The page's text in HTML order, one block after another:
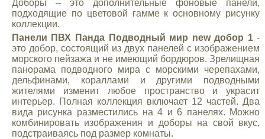
Доборы – это дополнительные фоновые панели,
подходящие по цветовой гамме к основному рисунку
коллекции.
Панели ПВХ Панда Подводный мир new добор 1-
это добор, состоящий из двух панелей с изображением
морского пейзажа и не имеющий бордюров. Зрелищная
панорама подводного мира с морскими черепахами,
дельфинами, кораллами и другими подводными
жителями изменит любое пространство и украсит
интерьер. Полная коллекция включает 12 частей. Два
вида рисунка разместились на 4 и 6 панелях. Можно
комбинировать изображения и доборы на свой вкус,
подстраиваясь под размер комнаты.
Volkswagen
УАЗ
Дополнительные товары